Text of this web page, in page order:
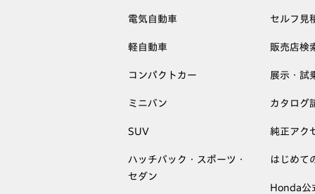
電気自動車
軽自動車
コンパクトカー
ミニバン
SUV
ハッチバック・スポーツ・
セダン
セルフ見
販売店検
展示・試
カタログ
純正アク
はじめて
Honda公